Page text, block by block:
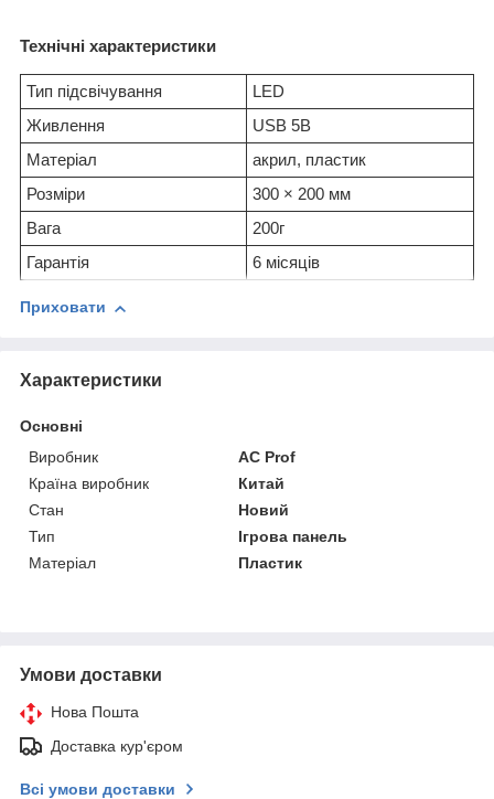
Технічні характеристики
Тип підсвічування
LED
Живлення
USB 5В
Матеріал
акрил, пластик
Розміри
300 × 200 мм
Вага
200г
Гарантія
6 місяців
Приховати
Характеристики
Основні
Виробник
AC Prof
Країна виробник
Китай
Стан
Новий
Тип
Ігрова панель
Матеріал
Пластик
Умови доставки
Нова Пошта
Доставка кур'єром
Всі умови доставки